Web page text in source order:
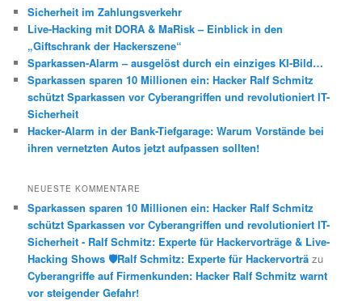
n
Sicherheit im Zahlungsverkehr
Live-Hacking mit DORA & MaRisk – Einblick in den
„Giftschrank der Hackerszene“
Sparkassen-Alarm – ausgelöst durch ein einziges KI-Bild…
Sparkassen sparen 10 Millionen ein: Hacker Ralf Schmitz
schützt Sparkassen vor Cyberangriffen und revolutioniert IT-
Sicherheit
Hacker-Alarm in der Bank-Tiefgarage: Warum Vorstände bei
ihren vernetzten Autos jetzt aufpassen sollten!
NEUESTE KOMMENTARE
Sparkassen sparen 10 Millionen ein: Hacker Ralf Schmitz
schützt Sparkassen vor Cyberangriffen und revolutioniert IT-
Sicherheit - Ralf Schmitz: Experte für Hackervorträge & Live-
Hacking Shows 🛡️Ralf Schmitz: Experte für Hackervorträ zu
Cyberangriffe auf Firmenkunden: Hacker Ralf Schmitz warnt
vor steigender Gefahr!